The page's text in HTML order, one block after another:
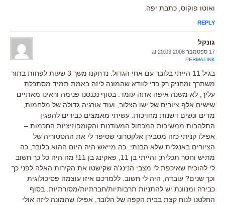
ואוטו פוקוס, כתבת יפה.
REPLY
גונקל
17 ספטמבר 2008 at 20:03
PERMALINK
בגיל 11 הייתי בלובר עם אחי הגדול. נדחקנו משך 3 שעות לפחות בתור
משתרך ומחניק רק כדי לוודא שהמונה ליזה באמת תמיד מסתכלת
עליך, לא משנה איפה אתה עומד. בסוף נכנסנו פנימה וראינו מאתיים
שישים אלף ציורים של ישו הצלוב, ועוד אורגיה גדולה של מלחמות,
מדים ונשים דשנות מחויכות. עשיתי מאמצים כבירים להפגין
התלהבות ממשיכות המכחול המעודנות והקומפוזיציות החכמות –
אפילו קניתי כזה מסבירן אלקטרוני שסיפר לי את ההסטוריה של
הציורים באנגלית שלא הבנתי. כה מייאש היה היום ההוא בלובר, כה
מתיש וחסר תכלית; והייתי בן 11, פאקינג בן 11! מה היה כל כך חשוב
לי להוכיח שאיכפת לי מצבי הנינג'ה שקישטו את הקירות האלה לפני כך
וכך שנים? עובדה, היה לי חשוב. ללמדכם איזו עוצמה פסיכולוגית
כבירה ומנוונת יש להתניות תרבותיות/חברתיות/מסורתיות. בסוף
החלטנו לנוח קצת בבית הקפה של הלובר, אפילו שהמונה ליזה אולי